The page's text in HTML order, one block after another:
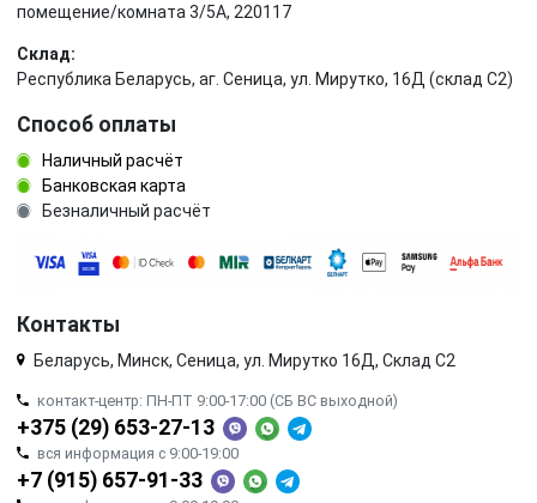
помещение/комната 3/5А, 220117
Склад:
Республика Беларусь, аг. Сеница, ул. Мирутко, 16Д (склад С2)
Способ оплаты
Наличный расчёт
Банковская карта
Безналичный расчёт
Контакты
Беларусь, Минск, Сеница, ул. Мирутко 16Д, Склад С2
контакт-центр: ПН-ПТ 9:00-17:00 (СБ ВС выходной)
+375 (29) 653-27-13
вся информация с 9:00-19:00
+7 (915) 657-91-33